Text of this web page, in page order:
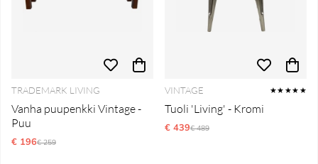
TRADEMARK LIVING
Vanha puupenkki Vintage -
Puu
€ 196Normaali hinta
€ 259
VINTAGE ★★★★★
Tuoli 'Living' - Kromi
€ 439Normaali hinta
€ 489